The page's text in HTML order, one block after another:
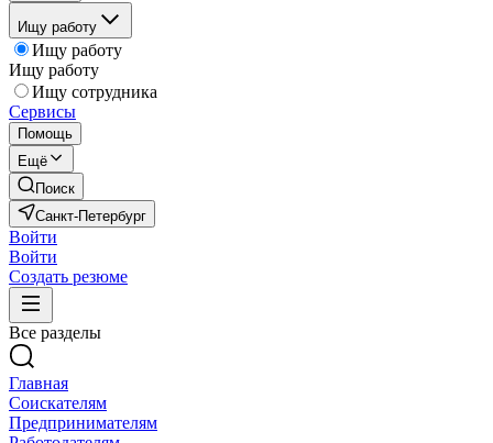
Ищу работу
Ищу работу
Ищу работу
Ищу сотрудника
Сервисы
Помощь
Ещё
Поиск
Санкт-Петербург
Войти
Войти
Создать резюме
Все разделы
Главная
Соискателям
Предпринимателям